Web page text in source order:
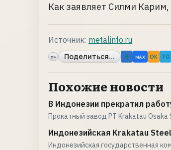
Как заявляет Силми
Источник: metalinfo.ru
«» Поделиться... B MAX OK TG
Похожие новости
В Индонезии прекратил
Прокатный завод PT Krakatau Osaka
Индонезийская Krakatau
Индонезийская государственная